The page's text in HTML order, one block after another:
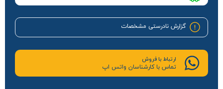
گزارش نادرستی مشخصات
ارتباط با فروش
تماس با کارشناسان واتس اپ